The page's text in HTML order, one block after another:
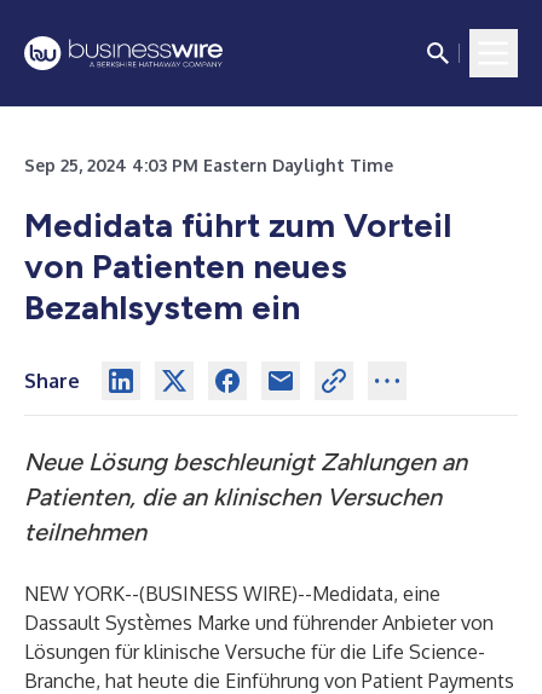
Sep 25, 2024 4:03 PM Eastern Daylight Time
Medidata führt zum Vorteil
von Patienten neues
Bezahlsystem ein
Share
Neue Lösung beschleunigt Zahlungen an
Patienten, die an klinischen Versuchen
teilnehmen
NEW YORK--(BUSINESS WIRE)--Medidata, eine
Dassault Systèmes Marke und führender Anbieter von
Lösungen für klinische Versuche für die Life Science-
Branche, hat heute die Einführung von Patient Payments